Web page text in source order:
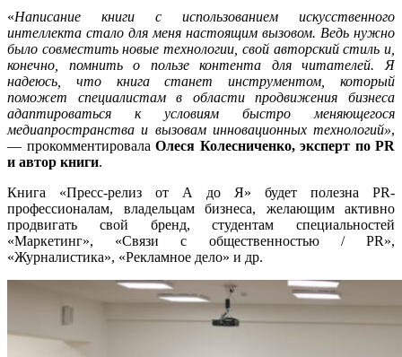
«Написание книги с использованием искусственного
интеллекта стало для меня настоящим вызовом. Ведь нужно
было совместить новые технологии, свой авторский стиль и,
конечно, помнить о пользе контента для читателей. Я
надеюсь, что книга станет инструментом, который
поможет специалистам в области продвижения бизнеса
адаптироваться к условиям быстро меняющегося
медиапространства и вызовам инновационных технологий»,
— прокомментировала Олеся Колесниченко, эксперт по PR
и автор книги.
Книга «Пресс-релиз от А до Я» будет полезна PR-
профессионалам, владельцам бизнеса, желающим активно
продвигать свой бренд, студентам специальностей
«Маркетинг», «Связи с общественностью / PR»,
«Журналистика», «Рекламное дело» и др.